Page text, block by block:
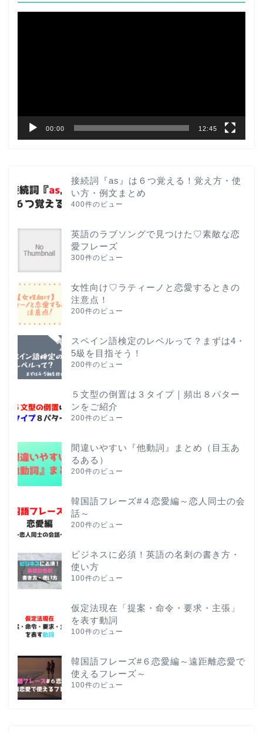
00:00 12:45
接続詞『as』は６つ覚える！覚え方・使
い方・例文まとめ
400件のビュー
英語のラブソングで見つけた♡素敵な恋
愛フレーズ
300件のビュー
女性向け♡ラティーノと恋愛するときの
注意点！
200件のビュー
スペイン語検定のレベルって？まずは4・
5級を目指そう！
200件のビュー
５文型の倒置は３タイプ｜頻出８パター
ンをご紹介
200件のビュー
間違いやすい『他動詞』まとめ（目玉あ
るある）
200件のビュー
韓国語フレーズ#４恋愛編～恋人同士の会
話～
200件のビュー
ビジネスに必須！英語の名刺の書き方・
使い方
100件のビュー
仮定法現在「提案・命令・要求・主張」
を表す動詞
100件のビュー
韓国語フレーズ#６恋愛編～遠距離恋愛で
使えるフレーズ～
100件のビュー